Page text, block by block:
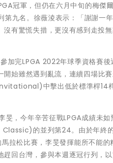
冠軍，但仍在六月中旬的梅傑
九名。徐薇淩表示：「謝謝一
有驚慌失措，更沒有感到走投
加完LPGA 2022年球季資格賽
始雖然遇到亂流，連續四場比
中擊出低於標準桿14
，今年辛苦征戰LPGA成績未
的並列第24。由於年終
拉松比賽，李旻發揮能所不能的
回台灣，參與本週逐冠行列，